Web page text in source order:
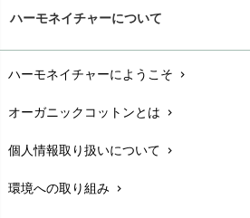
配送と送料chevron_right
在庫状況と発送予定chevron_right
サイズ・寸法chevron_right
生地・素材chevron_right
ハーモネイチャーについて
ハーモネイチャーにようこそ chevron_right
オーガニックコットンとは chevron_right
個人情報取り扱いについて chevron_right
環境への取り組み chevron_right